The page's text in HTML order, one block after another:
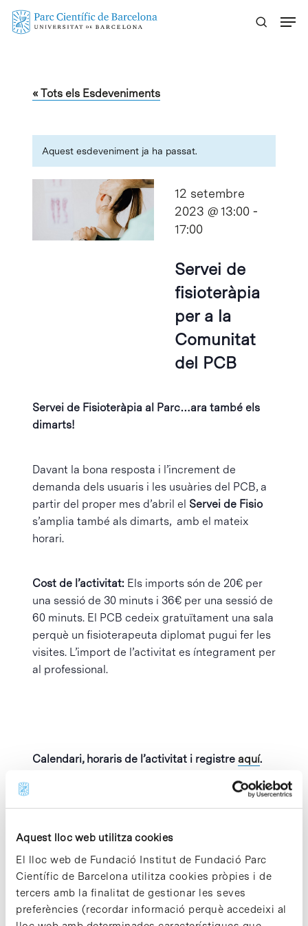
Aquest lloc web utilitza cookies
El lloc web de Fundació Institut de Fundació Parc
Científic de Barcelona utilitza cookies pròpies i de
tercers amb la finalitat de gestionar les seves
preferències (recordar informació perquè accedeixi al
Skip
« Tots els Esdeveniments
Aquest esdeveniment ja ha passat.
12 setembre
2023 @ 13:00-
17:00
Servei de
fisioteràpia
per a la
Comunitat
del PCB
Servei de Fisioteràpia al Parc…ara també els
dimarts!
Davant la bona resposta i l’increment de
demanda dels usuaris i les usuàries del PCB, a
partir del proper mes d’abril el Servei de Fisio
s’amplia també als dimarts, amb el mateix
horari.
Cost de l’activitat: Els imports són de 20€ per
una sessió de 30 minuts i 36€ per una sessió de
60 minuts. El PCB cedeix gratuïtament una sala
perquè un fisioterapeuta diplomat pugui fer les
visites. L’import de l’activitat es íntegrament per
al professional.
Calendari, horaris de l’activitat i registre aquí.
DETALLS
ORGANITZADOR
Parc Científic de
Barcelona